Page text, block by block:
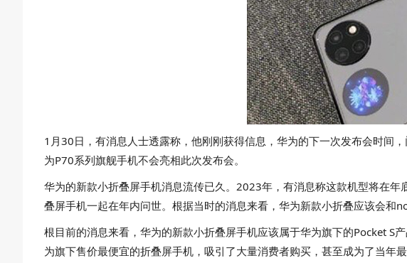
1月30日，有消息人士透露称，他刚刚获得信息，华为的下一次发布会时间
为P70系列旗舰手机不会亮相此次发布会。
华为的新款小折叠屏手机消息流传已久。2023年，有消息称这款机型将在
叠屏手机一起在年内问世。根据当时的消息来看，华为新款小折叠应该会和
根目前的消息来看，华为的新款小折叠屏手机应该属于华为旗下的Pocket S
为旗下售价最便宜的折叠屏手机，吸引了大量消费者购买，甚至成为了当年